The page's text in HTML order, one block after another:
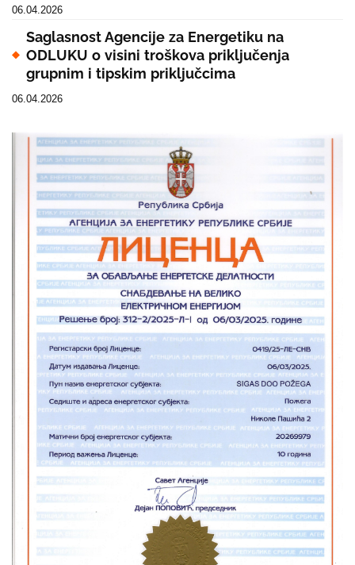
06.04.2026
Saglasnost Agencije za Energetiku na
ODLUKU o visini troškova priključenja
grupnim i tipskim priključcima
06.04.2026